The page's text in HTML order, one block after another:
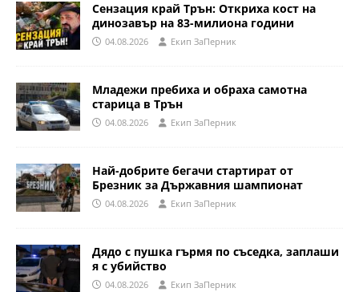
Сензация край Трън: Откриха кост на
динозавър на 83-милиона години
04.08.2026 Eкип ЗаПерник
Младежи пребиха и обраха самотна
старица в Трън
04.08.2026 Eкип ЗаПерник
Най-добрите бегачи стартират от
Брезник за Държавния шампионат
04.08.2026 Eкип ЗаПерник
Дядо с пушка гърмя по съседка, заплаши
я с убийство
04.08.2026 Eкип ЗаПерник